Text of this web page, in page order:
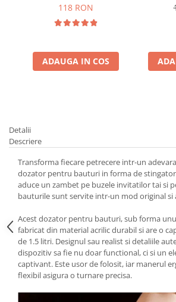
118 RON
ADAUGA IN COS
Detalii
Descriere
Transforma fiecare petrecere intr-un
dozator pentru bauturi in forma de
aduce un zambet pe buzele invitatilor tai si
bauturile sunt servite intr-un mod original si
Acest dozator pentru bauturi, sub forma
fabricat din material acrilic durabil si are o
de 1.5 litri. Designul sau realist si detaliile
dispozitiv sa fie nu doar functional, ci si un
captivant. Este usor de folosit, iar manerul
flexibil asigura o turnare precisa.